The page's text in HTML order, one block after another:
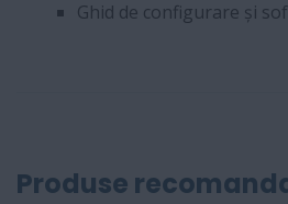
Ghid de configurare și
Produse